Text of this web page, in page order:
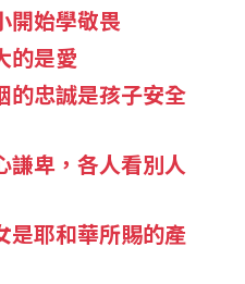
開始學敬畏
的是愛
的忠誠是孩子安全
謙卑，各人看別人
是耶和華所賜的產